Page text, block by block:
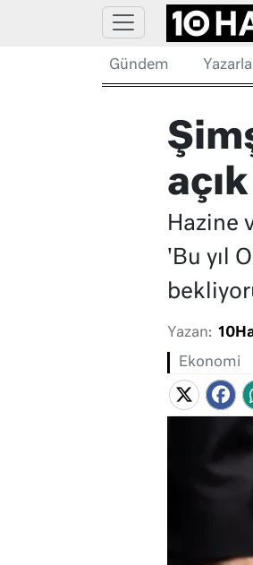
Gündem
Hazine
'Bu yıl
Yazan:
Ekonomi